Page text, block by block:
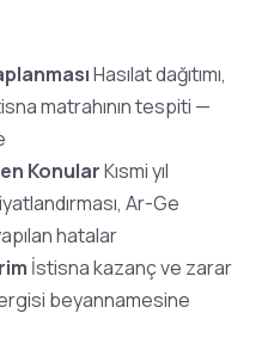
Hasılat dağıtımı,
matrahının tespiti —
KonularKısmi yıl
Ar-Ge
hatalar
İstisna kazanç ve zarar
beyannamesine